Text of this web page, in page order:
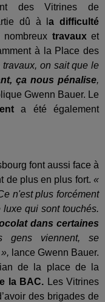
des Vitrines de
dû à la difficulté
travaux et
à la Place des
travaux, on sait que le
ça nous pénalise,
Gwenn Bauer. Le
a été également
font aussi face à
de plus en plus fort.«
n'est plus forcément
qui sont touchés.
dans certaines
gens viennent, se
lance Gwenn Bauer.
de la place de la
la BAC. Les Vitrines
des brigades de